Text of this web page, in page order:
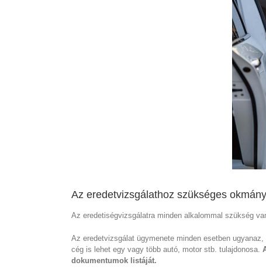
Az eredetvizsgálathoz szükséges
Az eredetiségvizsgálatra minden alkalommal szükség
Az eredetvizsgálat ügymenete minden esetben
cég is lehet egy vagy több autó, motor stb. tulajdonosa.
dokumentumok listáját.